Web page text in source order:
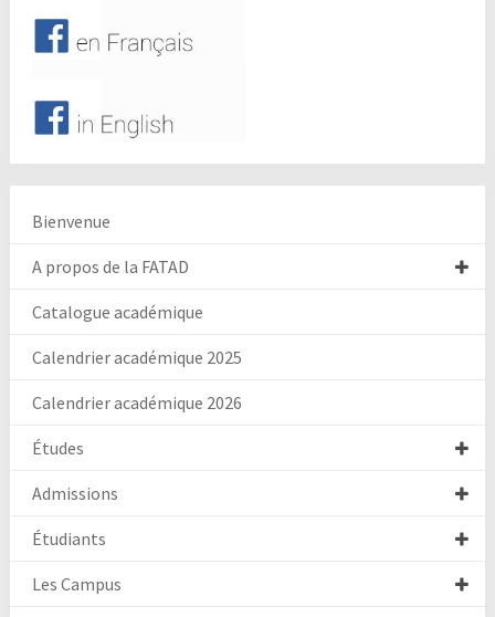
Bienvenue
A propos de la FATAD
Catalogue académique
Calendrier académique 2025
Calendrier académique 2026
Études
Admissions
Étudiants
Les Campus